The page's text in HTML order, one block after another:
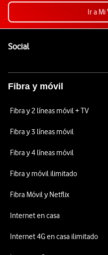
Ir a Mi
SocialEnlaces a las redes
Fibra y móvil
Fibra y 2 líneas móvil + TV
Fibra y 3 líneas móvil
Fibra y 4 líneas móvil
Fibra y móvil ilimitado
Fibra Móvil y Netflix
Internet en casa
Internet 4G en casa ilimitado